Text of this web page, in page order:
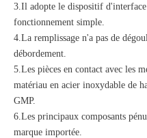
3.Il adopte le dispositif
fonctionnement simple.
4.La remplissage n'a pas de
débordement.
5.Les pièces en contact avec les
matériau en acier inoxydable de
GMP.
6.Les principaux composants
marque importée.